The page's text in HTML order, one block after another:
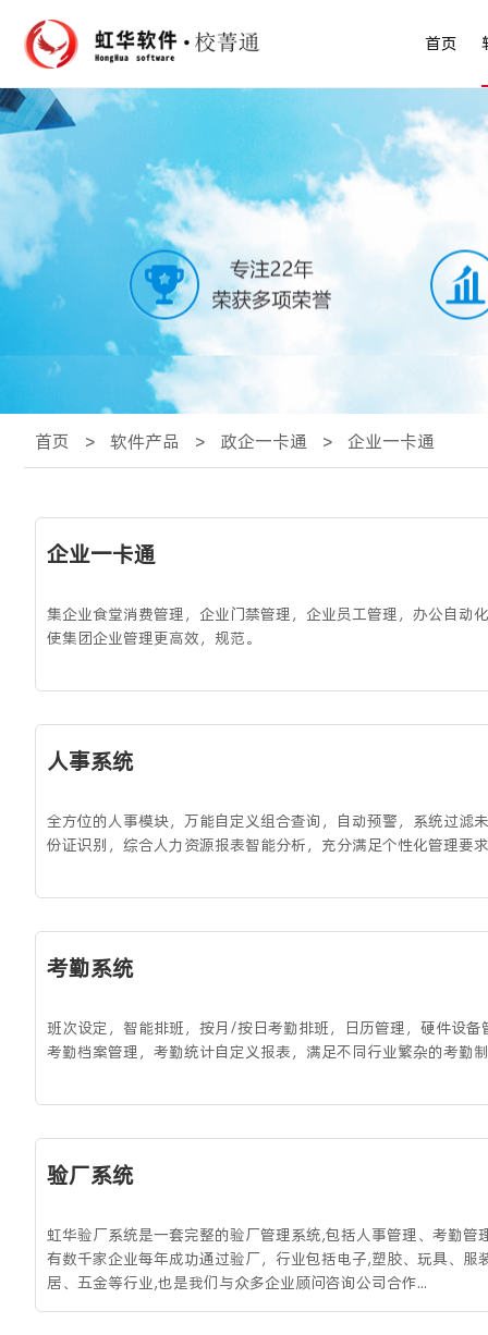
首页
首页 > 软件产品 > 政企一卡通 > 企业一卡通
企业一卡通
集企业食堂消费管理，企业门禁管理，企业员工管理，办公自动
使集团企业管理更高效，规范。
人事系统
全方位的人事模块，万能自定义组合查询，自动预警，系统过滤
份证识别，综合人力资源报表智能分析，充分满足个性化管理要
考勤系统
班次设定，智能排班，按月/按日考勤排班，日历管理，硬件设
考勤档案管理，考勤统计自定义报表，满足不同行业繁杂的考勤
验厂系统
虹华验厂系统是一套完整的验厂管理系统,包括人事管理、考勤管
有数千家企业每年成功通过验厂，行业包括电子,塑胶、玩具、服
居、五金等行业,也是我们与众多企业顾问咨询公司合作...